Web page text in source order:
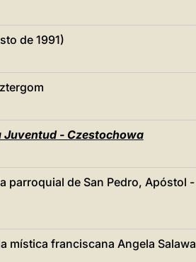
de 1991)
Juventud - Czestochowa
parroquial de San Pedro, Apóstol -
mística franciscana Angela Salawa